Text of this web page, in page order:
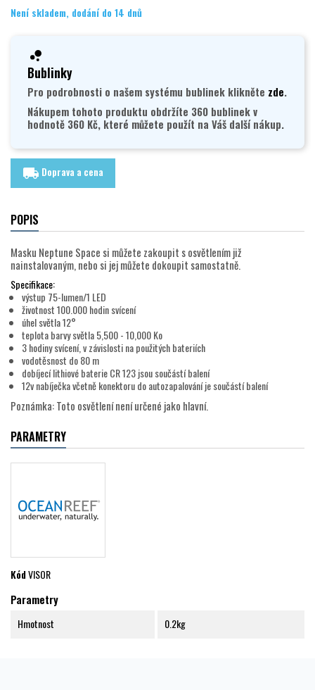
Není skladem, dodání do 14 dnů
Bublinky
Pro podrobnosti o našem systému bublinek klikněte zde.
Nákupem tohoto produktu obdržíte 360 bublinek v
hodnotě 360 Kč, které můžete použít na Váš další nákup.
local_shipping Doprava a cena
POPIS
Masku Neptune Space si můžete zakoupit s osvětlením již
nainstalovaným, nebo si jej můžete dokoupit samostatně.
Specifikace:
výstup 75-lumen/1 LED
životnost 100.000 hodin svícení
úhel světla 12°
teplota barvy světla 5,500 - 10,000 Ko
3 hodiny svícení, v závislosti na použitých bateriích
vodotěsnost do 80 m
dobíjecí lithiové baterie CR 123 jsou součástí balení
12v nabíječka včetně konektoru do autozapalování je součástí balení
Poznámka: Toto osvětlení není určené jako hlavní.
PARAMETRY
KódVISOR
Parametry
Hmotnost 0.2kg